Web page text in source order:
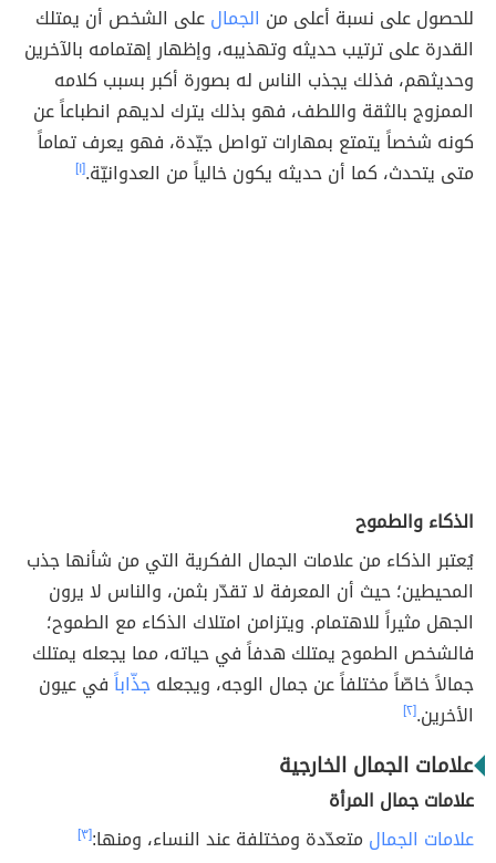
للحصول على نسبة أعلى من الجمالعلى الشخص أن يمتلك
القدرة على ترتيب حديثه وتهذيبه، وإظهار إهتمامه بالآخرين
وحديثهم، فذلك يجذب الناس له بصورة أكبر بسبب كلامه
الممزوج بالثقة واللطف، فهو بذلك يترك لديهم انطباعاً عن
كونه شخصاً يتمتع بمهارات تواصل جيّدة، فهو يعرف تماماً
متى يتحدث، كما أن حديثه يكون خالياً من العدوانيّة.[١]
الذكاء والطموح
يُعتبر الذكاء من علامات الجمال الفكرية التي من شأنها جذب
المحيطين؛ حيث أن المعرفة لا تقدّر بثمن، والناس لا يرون
الجهل مثيراً للاهتمام. ويتزامن امتلاك الذكاء مع الطموح؛
فالشخص الطموح يمتلك هدفاً في حياته، مما يجعله يمتلك
جمالاً خاصّاً مختلفاً عن جمال الوجه، ويجعلهجذّاباًفي عيون
الأخرين.[٢]
علامات الجمال الخارجية
علامات جمال المرأة
علامات الجمال متعدّدة ومختلفة عند النساء، ومنها:[٣]